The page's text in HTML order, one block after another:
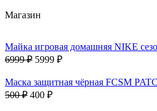
Магазин
Майка игровая домашняя NIKE
6999 ₽ 5999 ₽
Маска защитная чёрная FCSM
500 ₽ 400 ₽